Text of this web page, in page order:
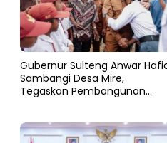
Gubernur Sulteng Anwar
Sambangi Desa Mire,
Tegaskan Pembangunan